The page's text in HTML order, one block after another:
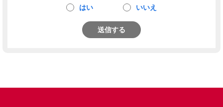
はい いいえ
送信する